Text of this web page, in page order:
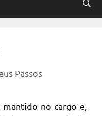
Passos
no cargo e,